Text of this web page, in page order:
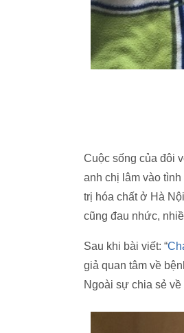
Cuộc sống của đôi
anh chị lâm vào
trị hóa chất ở Hà
cũng đau nhức,
Sau khi bài viết: “
giả quan tâm về
Ngoài sự chia sẻ